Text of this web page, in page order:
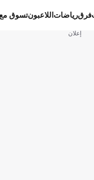
فرقرياضات اللاعبونتسوق
إعلان